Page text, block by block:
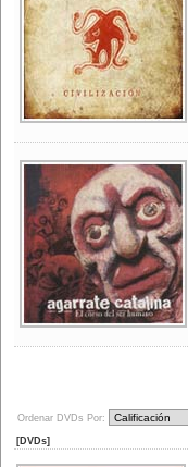
Ordenar DVDs Por:
[DVDs]